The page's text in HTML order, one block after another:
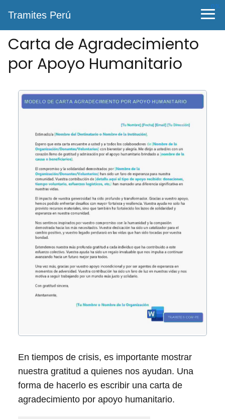
0%
Tramites Perú
Carta de Agradecimiento
por Apoyo Humanitario
En tiempos de crisis, es importante mostrar
nuestra gratitud a quienes nos ayudan. Una
forma de hacerlo es escribir una carta de
agradecimiento por apoyo humanitario.